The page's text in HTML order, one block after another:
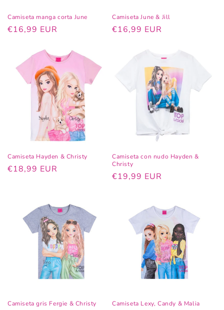
Camiseta manga corta June
Precio
€16,99 EUR
Camiseta June & Jill
Precio
€16,99 EUR
Camiseta Hayden & Christy
Precio
€18,99 EUR
Camiseta con nudo Hayden &
Christy
Precio
€19,99 EUR
Camiseta gris Fergie & Christy Camiseta Lexy, Candy & Malia